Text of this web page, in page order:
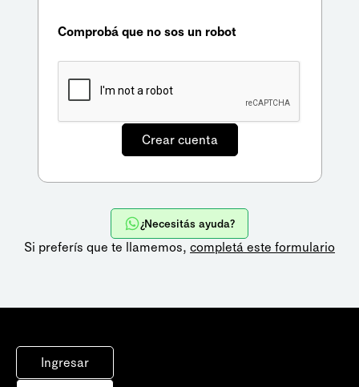
Comprobá que no sos un robot
¿Necesitás ayuda?
Si preferís que te llamemos, completá este formulario
Ingresar